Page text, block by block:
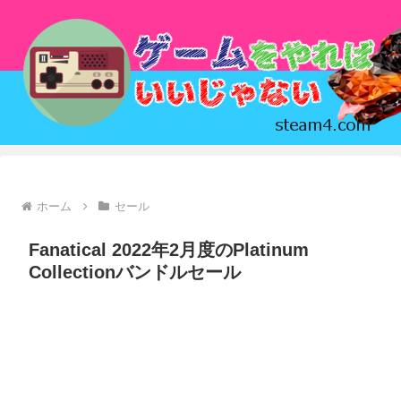
ホーム セール
Fanatical 2022年2月度のPlatinum
Collectionバンドルセール